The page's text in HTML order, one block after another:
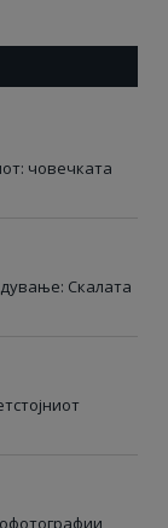
човечката
Скалата